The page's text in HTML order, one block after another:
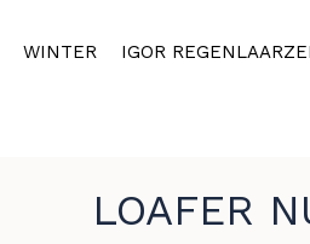
WINTER IGOR
LOAFER